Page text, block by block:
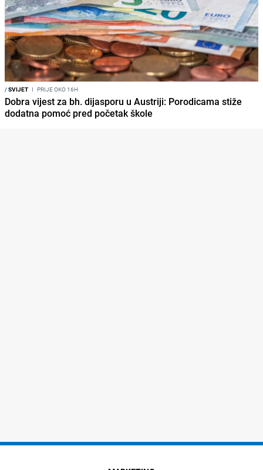
/SVIJET I PRIJE OKO 16H
Dobra vijest za bh. dijasporu u Austriji: Porodicama stiže
dodatna pomoć pred početak škole